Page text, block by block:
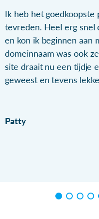
Ik heb het goedkoopste
tevreden. Heel erg snel
en kon ik beginnen aan
domeinnaam was ook
site draait nu een tijdje
geweest en tevens
Patty